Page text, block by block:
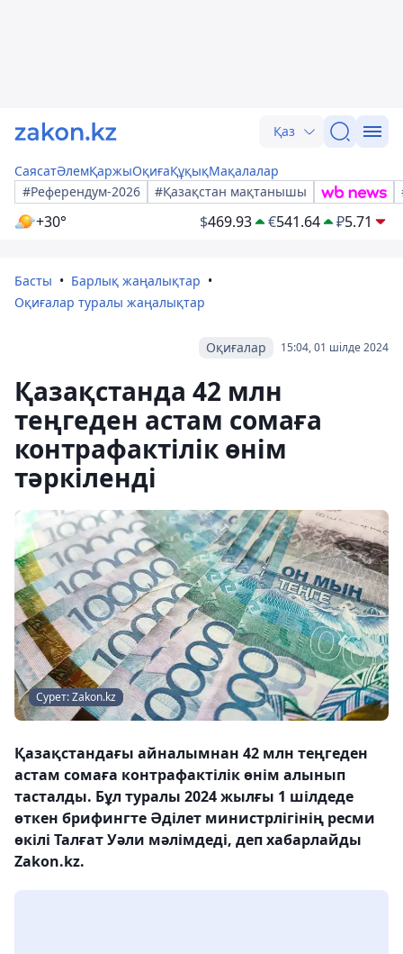
Қаз
СаясатӘлемҚаржыОқиғаҚұқықМақалалар
#Референдум-2026
#Қазақстан мақтанышы
+30° $469.93 €541.64 ₽5.71
Басты
Барлық жаңалықтар
Оқиғалар туралы жаңалықтар
15:04, 01 шілде 2024
Оқиғалар
Қазақстанда 42 млн
теңгеден астам сомаға
контрафактілік өнім
тәркіленді
Сурет: Zakon.kz
Қазақстандағы айналымнан 42 млн теңгеден
астам сомаға контрафактілік өнім алынып
тасталды. Бұл туралы 2024 жылғы 1 шілдеде
өткен брифингте Әділет министрлігінің ресми
өкілі Талғат Уәли мәлімдеді, деп хабарлайды
Zakon.kz.